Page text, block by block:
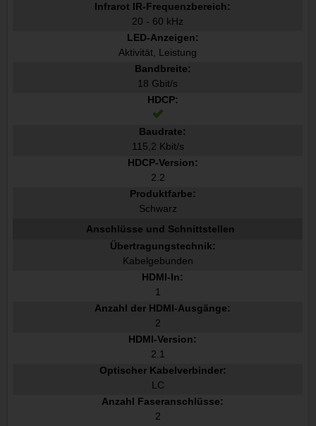
Infrarot IR-Frequenzbereich:
20 - 60 kHz
LED-Anzeigen:
Aktivität, Leistung
Bandbreite:
18 Gbit/s
HDCP:
Baudrate:
115,2 Kbit/s
HDCP-Version:
2.2
Produktfarbe:
Schwarz
Anschlüsse und Schnittstellen
Übertragungstechnik:
Kabelgebunden
HDMI-In:
1
Anzahl der HDMI-Ausgänge:
2
HDMI-Version:
2.1
Optischer Kabelverbinder:
LC
Anzahl Faseranschlüsse:
2